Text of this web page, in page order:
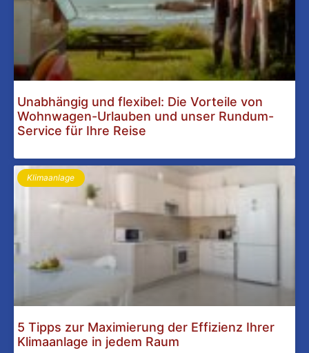
Unabhängig und flexibel: Die Vorteile von
Wohnwagen-Urlauben und unser Rundum-
Service für Ihre Reise
Klimaanlage
5 Tipps zur Maximierung der Effizienz Ihrer
Klimaanlage in jedem Raum